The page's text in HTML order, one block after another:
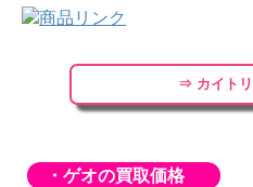
⇒ カイト
・ゲオの買取価格